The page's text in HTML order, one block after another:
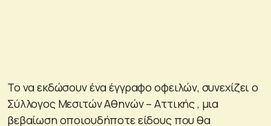
Το να εκδώσουν ένα έγγραφο οφειλών, συνεχίζει ο
Σύλλογος Μεσιτών Αθηνών – Αττικής , μια
βεβαίωση οποιουδήποτε είδους που θα